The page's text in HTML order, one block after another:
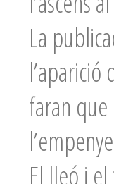
La
faran
El lleó i